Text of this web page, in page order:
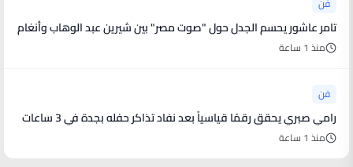
فن
تامر عاشور يحسم الجدل حول "صوت مصر" بين شيرين عبد الوهاب وأنغام
منذ 1 ساعة
فن
رامي صبري يحقق رقمًا قياسياً بعد نفاد تذاكر حفله بجدة في 3 ساعات
منذ 1 ساعة